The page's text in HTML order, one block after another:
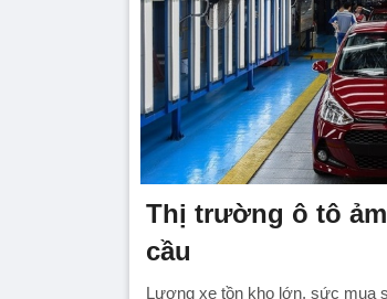
Thị trường ô tô
cầu
Lượng xe tồn kho lớn, sức mua